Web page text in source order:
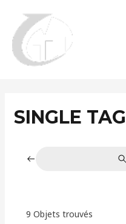
contenu
SINGLE TAG
9 Objets trouvés